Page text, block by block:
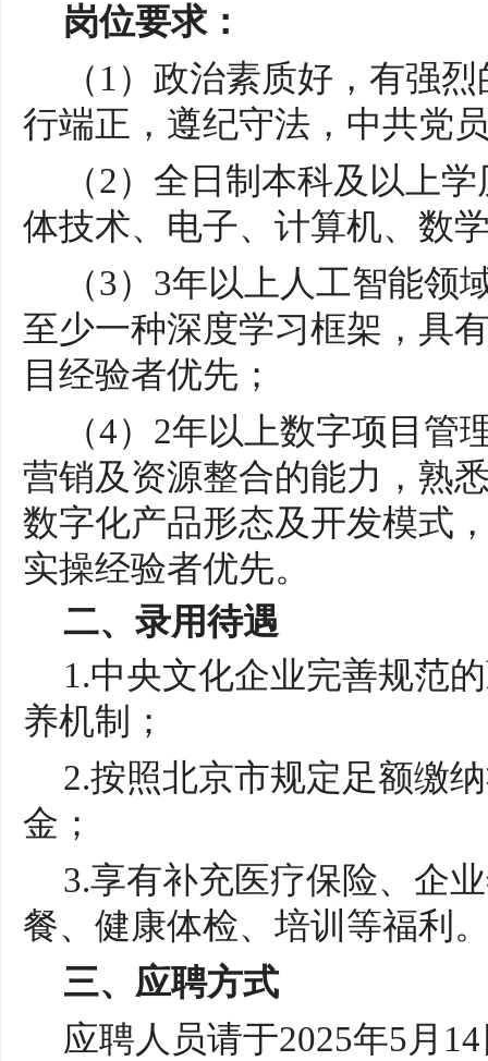
岗位要求：
（ 1）政治素质好，有强
行端正，遵纪守法，中共党
（2）全日制本科及以上
体技术、电子、计算机、数
（3） 3年以上人工智能领
至少一种深度学习框架，具
目经验者优先；
（4）2年以上数字项目管
营销及资源整合的能力，熟
数字化产品形态及开发模式
实操经验者优先。
二、录用待遇
1.中央文化企业完善规范
养机制；
2.按照北京市规定足额缴
金；
3.享有补充医疗保险、企
餐、健康体检、培训等福利
三、应聘方式
应聘人员请于2025年5月